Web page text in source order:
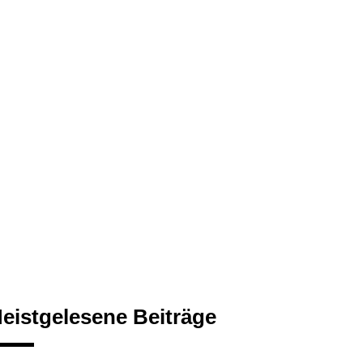
Beiträge